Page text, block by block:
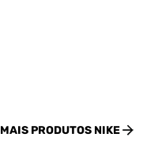
MAIS PRODUTOS NIKE